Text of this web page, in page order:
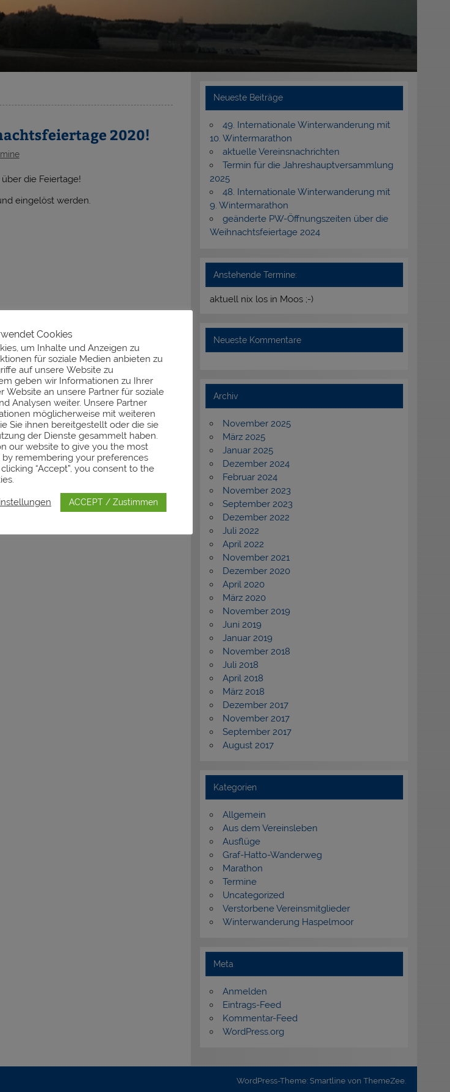
2020!
die Feiertage!
eingelöst werden.
Neueste Beiträge
49. Internationale Winterwanderung mit
10. Wintermarathon
aktuelle Vereinsnachrichten
Termin für die Jahreshauptversammlung
2025
48. Internationale Winterwanderung mit
9. Wintermarathon
geänderte PW-Öffnungszeiten über die
Weihnachtsfeiertage 2024
Anstehende Termine:
aktuell nix los in Moos ;-)
Neueste Kommentare
Archiv
November 2025
März 2025
Januar 2025
Dezember 2024
Februar 2024
November 2023
September 2023
Dezember 2022
Juli 2022
April 2022
November 2021
Dezember 2020
April 2020
März 2020
November 2019
Juni 2019
Januar 2019
November 2018
Juli 2018
April 2018
März 2018
Dezember 2017
November 2017
September 2017
August 2017
Kategorien
Allgemein
Aus dem Vereinsleben
Ausflüge
Graf-Hatto-Wanderweg
Marathon
Termine
Uncategorized
Verstorbene Vereinsmitglieder
Winterwanderung Haspelmoor
Meta
Anmelden
Eintrags-Feed
Kommentar-Feed
WordPress.org
WordPress-Theme: Smartline von ThemeZee.
Cookies
um Inhalte und Anzeigen zu
für soziale Medien anbieten zu
auf unsere Website zu
geben wir Informationen zu Ihrer
Website an unsere Partner für soziale
Analysen weiter. Unsere Partner
möglicherweise mit weiteren
Sie ihnen bereitgestellt oder die sie
der Dienste gesammelt haben.
our website to give you the most
remembering your preferences
“Accept”, you consent to the
ACCEPT / Zustimmen